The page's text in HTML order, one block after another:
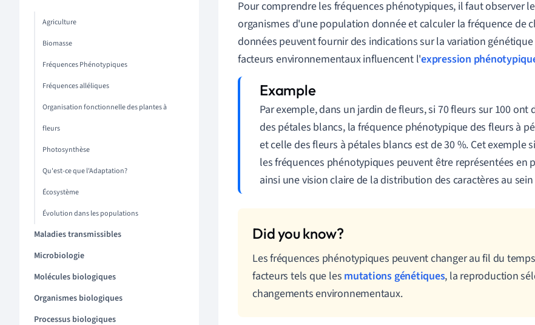
Agriculture
Biomasse
Fréquences Phénotypiques
Fréquences alléliques
Organisation fonctionnelle des plantes à
fleurs
Photosynthèse
Qu'est-ce que l'Adaptation?
Écosystème
Évolution dans les populations
Maladies transmissibles
Microbiologie
Molécules biologiques
Organismes biologiques
Processus biologiques
Pour comprendre les fréquences phénotypiques, il faut observer
organismes d'une population donnée et calculer la fréquence de
données peuvent fournir des indications sur la variation
facteurs environnementaux influencent l'expression
Par exemple, dans un jardin de fleurs, si 70 fleurs sur 100 ont
des pétales blancs, la fréquence phénotypique des fleurs à
et celle des fleurs à pétales blancs est de 30 %. Cet
les fréquences phénotypiques peuvent être représentées en
ainsi une vision claire de la distribution des caractères au
Les fréquences phénotypiques peuvent changer au fil du
facteurs tels que les mutations génétiques, la reproduction
changements environnementaux.